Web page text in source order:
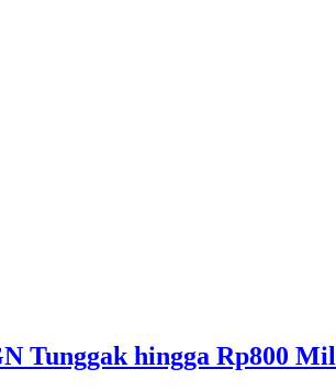
Tunggak hingga Rp800